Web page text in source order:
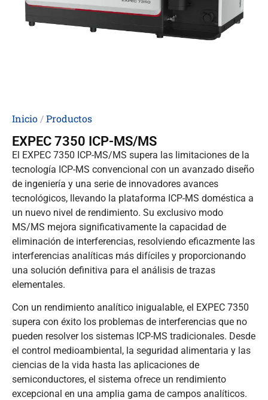
Inicio/Productos
EXPEC 7350 ICP-MS/MS
El EXPEC 7350 ICP-MS/MS supera las limitaciones de la
tecnología ICP-MS convencional con un avanzado diseño
de ingeniería y una serie de innovadores avances
tecnológicos, llevando la plataforma ICP-MS doméstica a
un nuevo nivel de rendimiento. Su exclusivo modo
MS/MS mejora significativamente la capacidad de
eliminación de interferencias, resolviendo eficazmente las
interferencias analíticas más difíciles y proporcionando
una solución definitiva para el análisis de trazas
elementales.
Con un rendimiento analítico inigualable, el EXPEC 7350
supera con éxito los problemas de interferencias que no
pueden resolver los sistemas ICP-MS tradicionales. Desde
el control medioambiental, la seguridad alimentaria y las
ciencias de la vida hasta las aplicaciones de
semiconductores, el sistema ofrece un rendimiento
excepcional en una amplia gama de campos analíticos.